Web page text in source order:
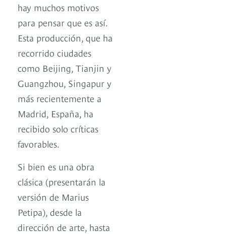
hay muchos motivos
para pensar que es así.
Esta producción, que ha
recorrido ciudades
como Beijing, Tianjin y
Guangzhou, Singapur y
más recientemente a
Madrid, España, ha
recibido solo críticas
favorables.
Si bien es una obra
clásica (presentarán la
versión de Marius
Petipa), desde la
dirección de arte, hasta